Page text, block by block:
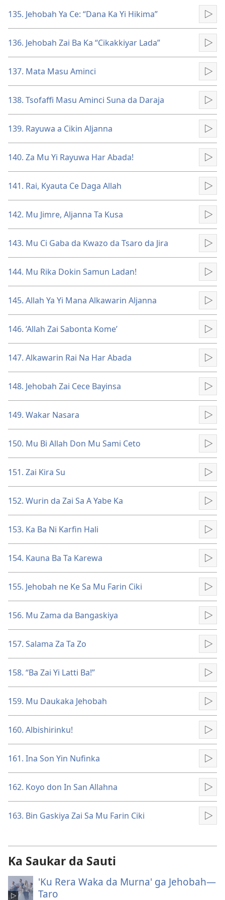
135. Jehobah Ya Ce: “Dana Ka Yi Hikima”
136. Jehobah Zai Ba Ka “Cikakkiyar Lada”
137. Mata Masu Aminci
138. Tsofaffi Masu Aminci Suna da Daraja
139. Rayuwa a Cikin Aljanna
140. Za Mu Yi Rayuwa Har Abada!
141. Rai, Kyauta Ce Daga Allah
142. Mu Jimre, Aljanna Ta Kusa
143. Mu Ci Gaba da Kwazo da Tsaro da Jira
144. Mu Rika Dokin Samun Ladan!
145. Allah Ya Yi Mana Alkawarin Aljanna
146. ‘Allah Zai Sabonta Kome’
147. Alkawarin Rai Na Har Abada
148. Jehobah Zai Cece Bayinsa
149. Wakar Nasara
150. Mu Bi Allah Don Mu Sami Ceto
151. Zai Kira Su
152. Wurin da Zai Sa A Yabe Ka
153. Ka Ba Ni Karfin Hali
154. Kauna Ba Ta Karewa
155. Jehobah ne Ke Sa Mu Farin Ciki
156. Mu Zama da Bangaskiya
157. Salama Za Ta Zo
158. “Ba Zai Yi Latti Ba!”
159. Mu Daukaka Jehobah
160. Albishirinku!
161. Ina Son Yin Nufinka
162. Koyo don In San Allahna
163. Bin Gaskiya Zai Sa Mu Farin Ciki
Ka Saukar da Sauti
'Ku Rera Waka da Murna' ga Jehobah—
Taro